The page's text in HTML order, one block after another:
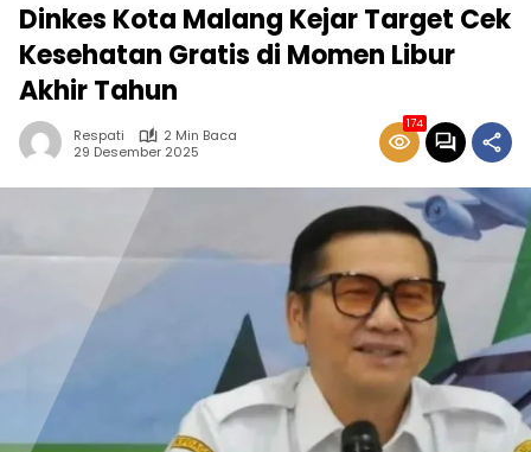
Dinkes Kota Malang Kejar Target Cek
Kesehatan Gratis di Momen Libur
Akhir Tahun
Respati
2 Min Baca
29 Desember 2025
174